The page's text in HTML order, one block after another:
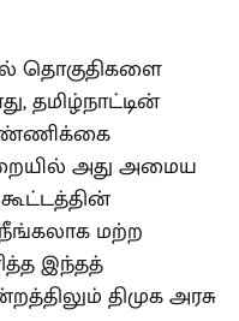
தொகுதிகளை
தமிழ்நாட்டின்
அது அமைய
மற்ற
இந்தத்
திமுக அரசு